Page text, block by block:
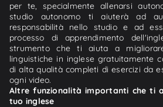
per te, specialmente allenarsi
studio autonomo ti aiuterà ad
responsabilità nello studio e ad
processo di apprendimento
strumento che ti aiuta a
linguistiche in inglese gratuitamente
di alta qualità completi di esercizi da
ogni video.
Altre funzionalità importanti che ti
tuo inglese